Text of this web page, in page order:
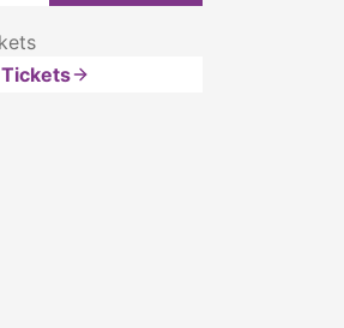
Tickets